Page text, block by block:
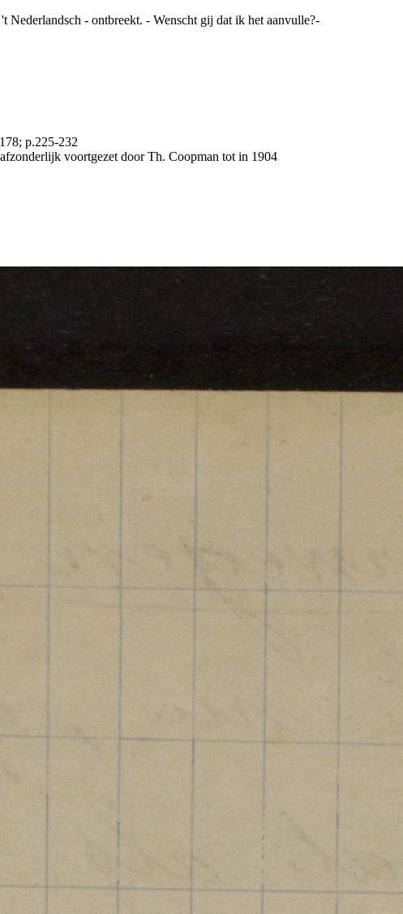
Nederlandsch - ontbreekt. - Wenscht gij dat ik het aanvulle?-
p.225-232
voortgezet door Th. Coopman tot in 1904